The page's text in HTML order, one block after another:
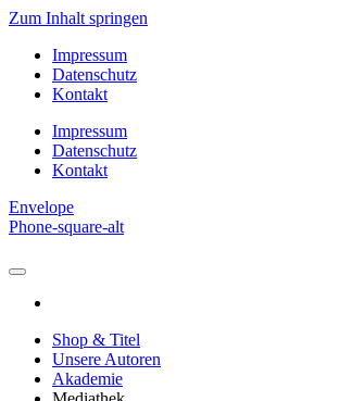
Zum Inhalt springen
Impressum
Datenschutz
Kontakt
Impressum
Datenschutz
Kontakt
Envelope
Phone-square-alt
Shop & Titel
Unsere Autoren
Akademie